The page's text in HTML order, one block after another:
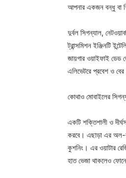
আপনার একজন বন্ধু বা
দুর্বল সিগন্যাল,
ট্রান্সমিশন ইঞ্জিনটি
জায়গার ওয়াইফাই ডেড
এলিভেটরে প্রবেশ ও
কোথাও মোবাইলের
একটি শক্তিশালী ও
করবে। এছাড়া এর অল-
কুশনিং। এর ওয়াটার
হাত ভেজা থাকলেও